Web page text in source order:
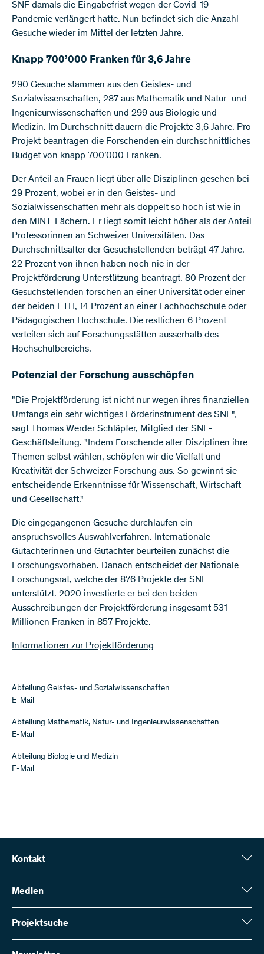
SNF damals die Eingabefrist wegen der Covid-19-
Pandemie verlängert hatte. Nun befindet sich die Anzahl
Gesuche wieder im Mittel der letzten Jahre.
Knapp 700’000 Franken für 3,6 Jahre
290 Gesuche stammen aus den Geistes- und
Sozialwissenschaften, 287 aus Mathematik und Natur- und
Ingenieurwissenschaften und 299 aus Biologie und
Medizin. Im Durchschnitt dauern die Projekte 3,6 Jahre. Pro
Projekt beantragen die Forschenden ein durchschnittliches
Budget von knapp 700’000 Franken.
Der Anteil an Frauen liegt über alle Disziplinen gesehen bei
29 Prozent, wobei er in den Geistes- und
Sozialwissenschaften mehr als doppelt so hoch ist wie in
den MINT-Fächern. Er liegt somit leicht höher als der Anteil
Professorinnen an Schweizer Universitäten. Das
Durchschnittsalter der Gesuchstellenden beträgt 47 Jahre.
22 Prozent von ihnen haben noch nie in der
Projektförderung Unterstützung beantragt. 80 Prozent der
Gesuchstellenden forschen an einer Universität oder einer
der beiden ETH, 14 Prozent an einer Fachhochschule oder
Pädagogischen Hochschule. Die restlichen 6 Prozent
verteilen sich auf Forschungsstätten ausserhalb des
Hochschulbereichs.
Potenzial der Forschung ausschöpfen
"Die Projektförderung ist nicht nur wegen ihres finanziellen
Umfangs ein sehr wichtiges Förderinstrument des SNF",
sagt Thomas Werder Schläpfer, Mitglied der SNF-
Geschäftsleitung. "Indem Forschende aller Disziplinen ihre
Themen selbst wählen, schöpfen wir die Vielfalt und
Kreativität der Schweizer Forschung aus. So gewinnt sie
entscheidende Erkenntnisse für Wissenschaft, Wirtschaft
und Gesellschaft."
Die eingegangenen Gesuche durchlaufen ein
anspruchsvolles Auswahlverfahren. Internationale
Gutachterinnen und Gutachter beurteilen zunächst die
Forschungsvorhaben. Danach entscheidet der Nationale
Forschungsrat, welche der 876 Projekte der SNF
unterstützt. 2020 investierte er bei den beiden
Ausschreibungen der Projektförderung insgesamt 531
Millionen Franken in 857 Projekte.
Informationen zur Projektförderung
Abteilung Geistes- und Sozialwissenschaften
E-Mail
Abteilung Mathematik, Natur- und Ingenieurwissenschaften
E-Mail
Abteilung Biologie und Medizin
E-Mail
Kontakt
Schweizerischer Nationalfonds (SNF)
Wildhainweg 3
Kontakt aufnehmen
Rechnung senden
Medien
Medienauskünfte
Jahresbericht
Projektsuche
Hier finden Sie umfangreiche Informationen zu den vom SNF